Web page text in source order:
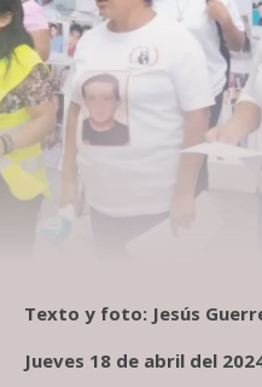
Texto y foto: Jesús
Jueves 18 de abril del